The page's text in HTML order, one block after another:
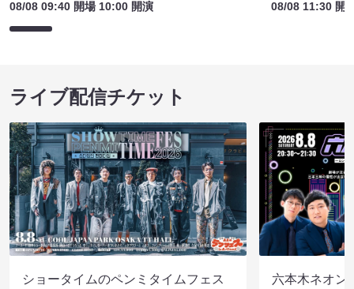
08/08 09:40 開場 10:00 開演
08/08 11:30 開
ライブ配信チケット